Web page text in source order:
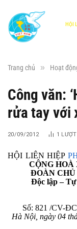
HỘI
Trang chủ » Hoạt
Công văn:
rửa tay với
20/09/2012 1
HỘI LIÊN HIỆP
CỘNG HOÀ
ĐOÀN
Độc lập –
Số:
Hà Nội, ngày 04